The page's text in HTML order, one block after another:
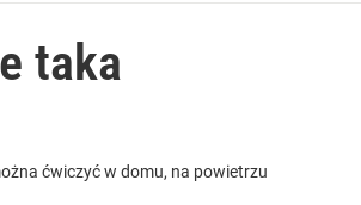
taka
ćwiczyć w domu, na powietrzu